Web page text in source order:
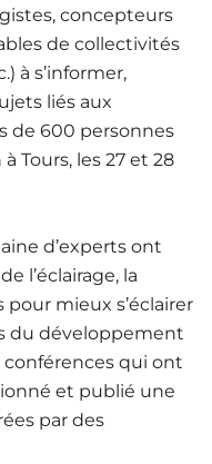
concepteurs
de collectivités
à s’informer,
liés aux
de 600 personnes
Tours, les 27 et 28
d’experts ont
l’éclairage, la
mieux s’éclairer
du développement
conférences qui ont
et publié une
par des